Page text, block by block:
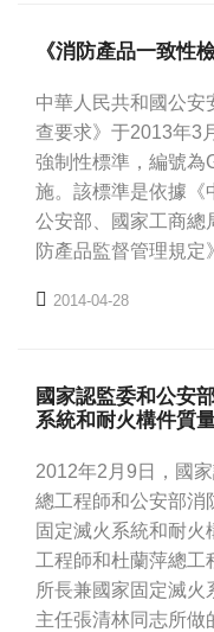
《消防產品一致性
中華人民共和國公安
查要求》于2013年3
強制性標準，編號為
施。該標準是依據《
公安部、國家工商總
防產品監督管理規
2014-04-28
國家認監委和公安
系統和耐火構件質
2012年2月9日，國
總工程師和公安部消
固定滅火系統和耐火
工程師和杜蘭萍總工
所長兼國家固定滅
主任張清林同志所